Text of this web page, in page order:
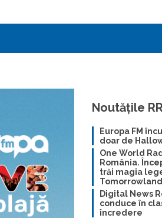
Noutățile
Europa FM
doar de
One World
România.
trăi magia
Digital News
conduce în
încredere